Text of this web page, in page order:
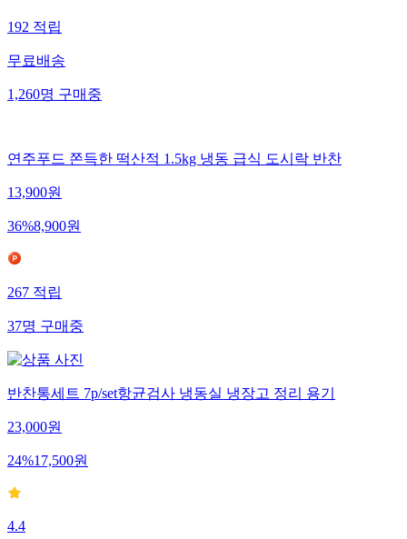
192적립
무료배송
1,260명구매중
연주푸드 쫀득한 떡산적 1.5kg 냉동 급식 도시락 반찬
13,900원
36%8,900원
267적립
37명구매중
반찬통세트 7p/set항균검사 냉동실 냉장고 정리 용기
23,000원
24%17,500원
4.4